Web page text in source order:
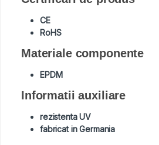
CE
RoHS
Materiale componente
EPDM
Informatii auxiliare
rezistenta UV
fabricat in Germania